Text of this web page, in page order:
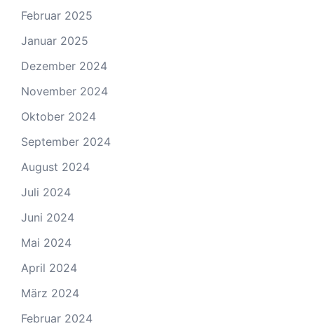
Februar 2025
Januar 2025
Dezember 2024
November 2024
Oktober 2024
September 2024
August 2024
Juli 2024
Juni 2024
Mai 2024
April 2024
März 2024
Februar 2024